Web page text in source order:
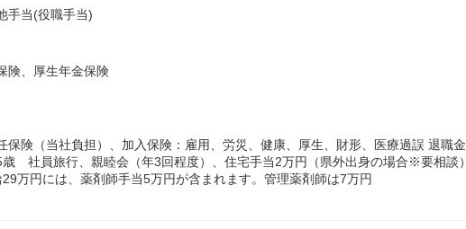
当(役職手当)
険、厚生年金保険
険（当社負担）、加入保険：雇用、労災、健康、厚生、財形、医療過誤 退職金
社員旅行、親睦会（年3回程度）、住宅手当2万円（県外出身の場合※要相談）
万円には、薬剤師手当5万円が含まれます。管理薬剤師は7万円